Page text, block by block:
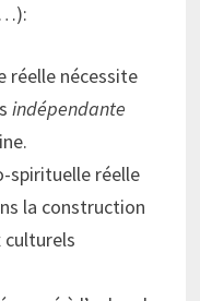
réelle nécessite
indépendante
spirituelle réelle
la construction
culturels